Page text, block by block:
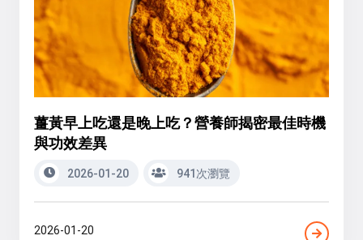
薑黃早上吃還是晚上吃？營養師揭密最佳時機
與功效差異
2026-01-20 941次瀏覽
2026-01-20